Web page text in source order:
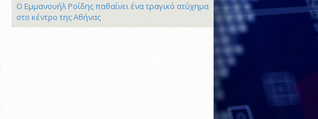
Ο Εμμανουήλ Ροΐδης παθαίνει ένα τραγικό ατύχημα
στο κέντρο της Αθήνας